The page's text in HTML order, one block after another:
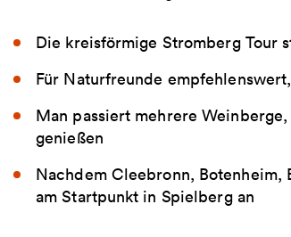
Die kreisförmige Stromberg Tour
Für Naturfreunde
Man passiert mehrere
genießen
Nachdem Cleebronn, Botenheim,
am Startpunkt in Spielberg an